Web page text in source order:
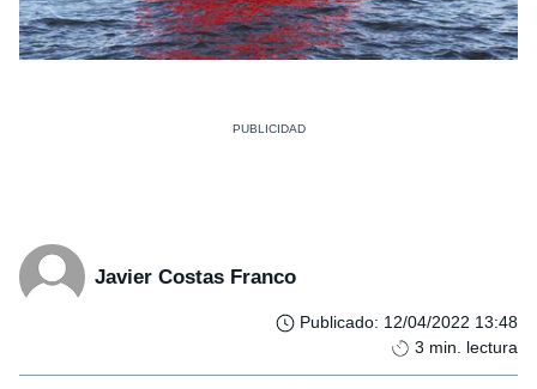
Javier Costas Franco
Publicado: 12/04/2022 13:48
3 min. lectura